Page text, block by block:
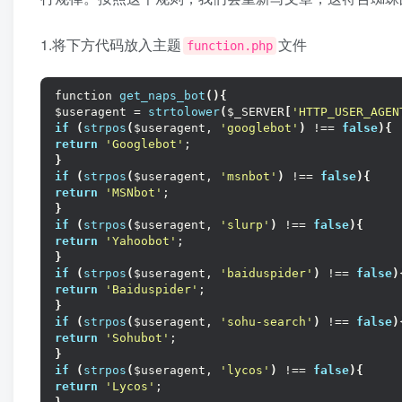
1.将下方代码放入主题 function.php 文件
function get_naps_bot (){
$useragent = strtolower( $_SERVER
if
( strpos ( $useragent, 'googlebot' ) !== false){
return
'Googlebot' ;
}
if
( strpos ( $useragent, 'msnbot' ) !== false){
return
'MSNbot' ;
}
if
( strpos ( $useragent, 'slurp' ) !== false){
return
'Yahoobot' ;
}
if
( strpos ( $useragent, 'baiduspider' ) !== false
return
'Baiduspider' ;
}
if
( strpos ( $useragent, 'sohu-search' ) !== false
return
'Sohubot' ;
}
if
( strpos ( $useragent, 'lycos' ) !== false){
return
'Lycos' ;